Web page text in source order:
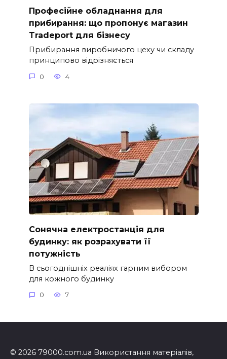
Професійне обладнання для
прибирання: що пропонує магазин
Tradeport для бізнесу
Прибирання виробничого цеху чи складу
принципово відрізняється
0 4
Сонячна електростанція для
будинку: як розрахувати її
потужність
В сьогоднішніх реаліях гарним вибором
для кожного будинку
0 7
© 2026 79000.com.ua Використання матеріалів,